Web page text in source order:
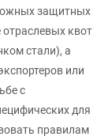
защитных
квот
стали), а
или
с
для
правилам